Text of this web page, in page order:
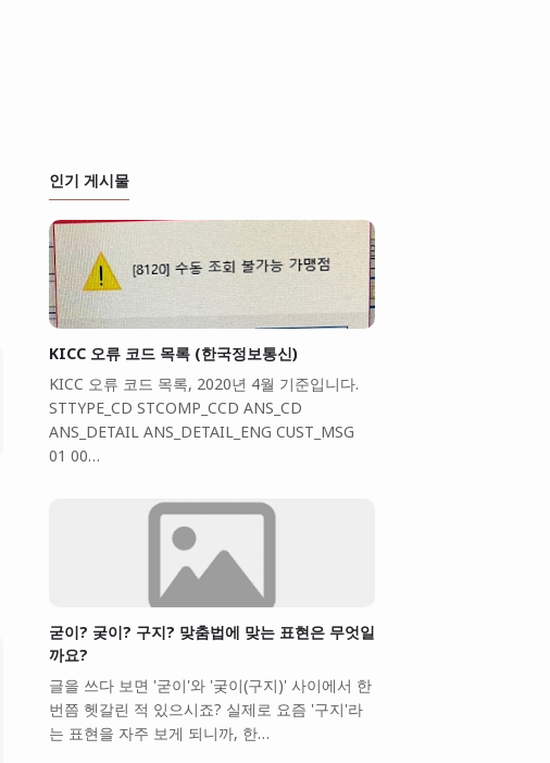
인기 게시물
KICC 오류 코드 목록 (한국정보통신)
KICC 오류 코드 목록, 2020년 4월 기준입니다.
STTYPE_CD STCOMP_CCD ANS_CD
ANS_DETAIL ANS_DETAIL_ENG CUST_MSG
01 00…
굳이? 궂이? 구지? 맞춤법에 맞는 표현은 무엇일
까요?
글을 쓰다 보면 '굳이'와 '궂이(구지)' 사이에서 한
번쯤 헷갈린 적 있으시죠? 실제로 요즘 '구지'라
는 표현을 자주 보게 되니까, 한…